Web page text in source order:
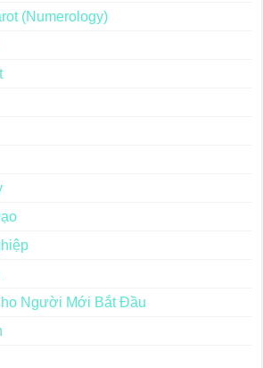
(Numerology)
Người Mới Bắt Đầu